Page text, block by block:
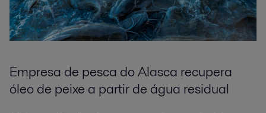
Empresa de pesca do Alasca recupera
óleo de peixe a partir de água residual